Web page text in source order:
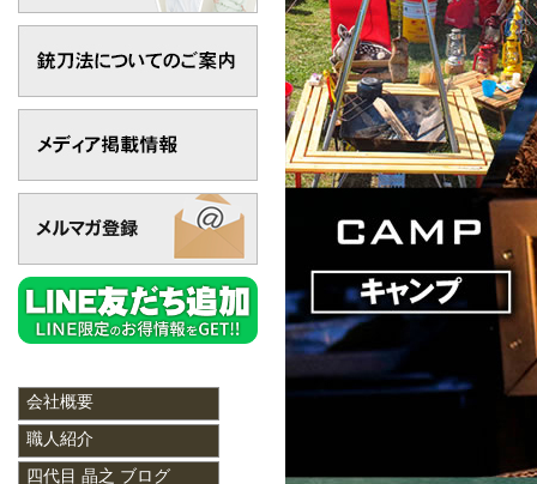
会社概要
職人紹介
四代目 晶之 ブログ